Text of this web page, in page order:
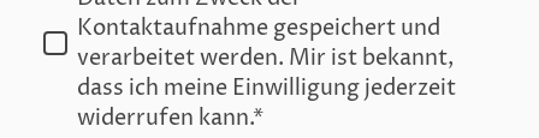
Kontaktaufnahme gespeichert und
verarbeitet werden. Mir ist bekannt,
dass ich meine Einwilligung jederzeit
widerrufen kann.*